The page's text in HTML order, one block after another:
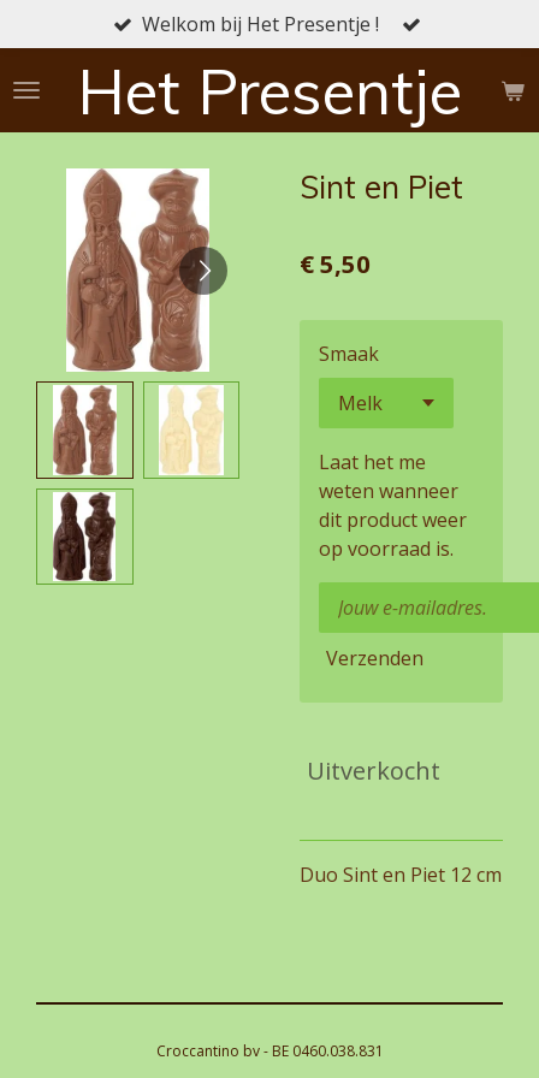
direct
naar
Het Presentje
Welkom bij Het Presentje !
Sint en Piet
€ 5,50
Smaak
Laat het me
weten wanneer
dit product weer
op voorraad is.
Verzenden
Uitverkocht
Duo Sint en Piet 12 cm
Croccantino bv - BE 0460.038.831